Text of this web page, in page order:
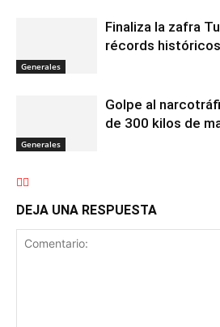
Generales
Finaliza la zafra
récords históricos
Generales
Golpe al
de 300 kilos de
DEJA UNA RESPUESTA